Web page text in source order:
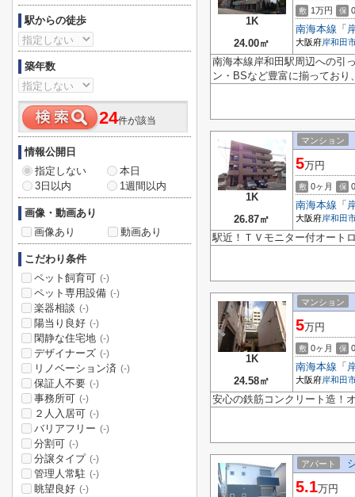
1K
24.00㎡
敷 1万円 保
南海本線 「
大阪府岸和田
南海本線岸和田駅周辺への引
ン・BSなど豊富に揃ってお
1K
26.87㎡
マンション
5万円
敷 0ヶ月 保
南海本線 「
大阪府岸和田
駅近！ＴＶモニター付オー
1K
24.58㎡
マンション
5万円
敷 0ヶ月 保
南海本線 「
大阪府岸和田
安心の鉄筋コンクリート造！
アパート
5.1万円
駅からの徒歩
築年数
24件が該当
情報公開日
指定しない
本日
3日以内
1週間以内
画像・動画あり
画像あり
動画あり
こだわり条件
ペット飼育可 (-)
ペット専用設備 (-)
楽器相談 (-)
陽当り良好 (-)
閑静な住宅地 (-)
デザイナーズ (-)
リノベーション済 (-)
保証人不要 (-)
事務所可 (-)
２人入居可 (-)
バリアフリー (-)
分割可 (-)
分譲タイプ (-)
管理人常駐 (-)
眺望良好 (-)